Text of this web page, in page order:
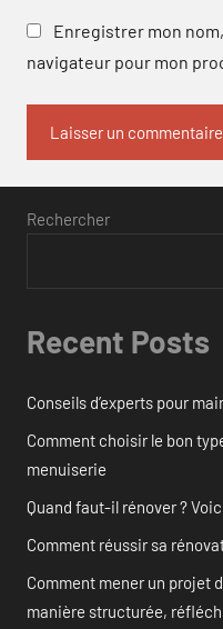
Enregistrer mon
navigateur pour mon
Rechercher
Recent Posts
Conseils d’experts pour
Comment choisir le bon
menuiserie
Quand faut-il rénover ?
Comment réussir sa
Comment mener un projet
manière structurée,